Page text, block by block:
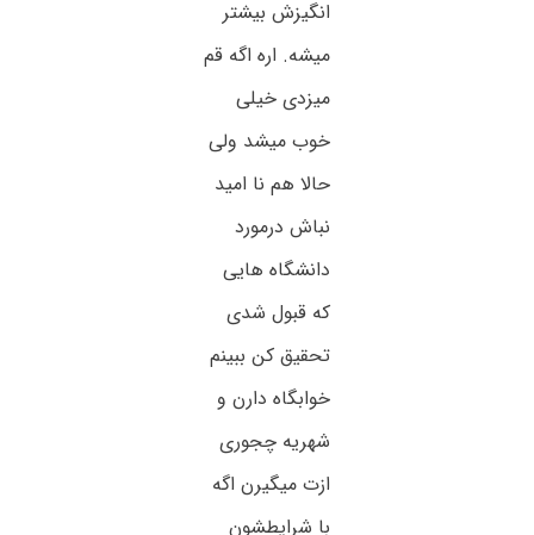
انگیزش بیشتر
میشه. اره اگه قم
میزدی خیلی
خوب میشد ولی
حالا هم نا امید
نباش درمورد
دانشگاه هایی
که قبول شدی
تحقیق کن ببینم
خوابگاه دارن و
شهریه چجوری
ازت میگیرن اگه
با شرایطشون